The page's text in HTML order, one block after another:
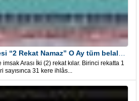
Arası İki (2) rekat kılar. Birinci rekatta 1
sayısınca 31 kere ihlâs...